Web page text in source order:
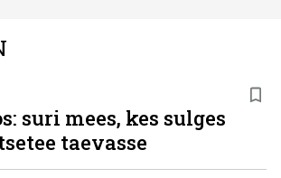
suri mees, kes sulges
taevasse